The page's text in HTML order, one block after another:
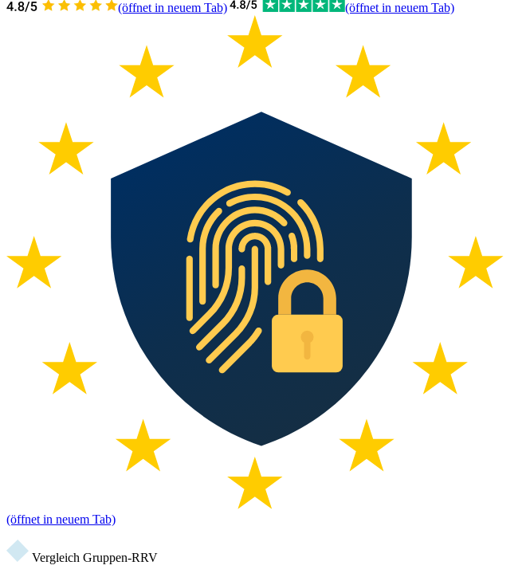
(öffnet in neuem Tab) (öffnet in neuem Tab)
(öffnet in neuem Tab)
Vergleich Gruppen-RRV